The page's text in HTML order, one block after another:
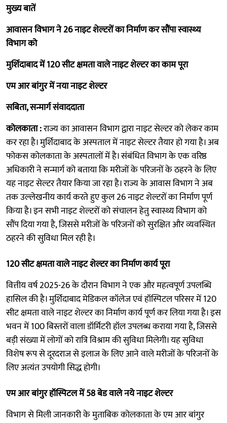
मुख्य बातें
आवासन विभाग ने 26 नाइट शेल्टरों का निर्माण कर सौंपा स्वास्थ्य
विभाग को
मुर्शिदाबाद में 120 सीट क्षमता वाले नाइट शेल्टर का काम पूरा
एम आर बांगुर में नया नाइट शेल्टर
सबिता, सन्मार्ग संवाददाता
कोलकाता :राज्य का आवासन विभाग द्वारा नाइट सेल्टर को लेकर काम
कर रहा है। मुर्शिदाबाद के अस्पताल में नाइट सेल्टर तैयार हो गया है। अब
फोकस कोलकाता के अस्पतालों में है। संबंधित विभाग के एक वरिष्ठ
अधिकारी ने सन्मार्ग को बताया कि मरीजों के परिजनों के ठहरने के लिए
यह नाइट सेल्टर तैयार किया जा रहा है। राज्य के आवास विभाग ने अब
तक उल्लेखनीय कार्य करते हुए कुल 26 नाइट शेल्टरों का निर्माण पूर्ण
किया है। इन सभी नाइट शेल्टरों को संचालन हेतु स्वास्थ्य विभाग को
सौंप दिया गया है, जिससे मरीजों के परिजनों को सुरक्षित और व्यवस्थित
ठहरने की सुविधा मिल रही है।
120 सीट क्षमता वाले नाइट शेल्टर का निर्माण कार्य पूरा
वित्तीय वर्ष 2025-26 के दौरान विभाग ने एक और महत्वपूर्ण उपलब्धि
हासिल की है। मुर्शिदाबाद मेडिकल कॉलेज एवं हॉस्पिटल परिसर में 120
सीट क्षमता वाले नाइट शेल्टर का निर्माण कार्य पूर्ण कर लिया गया है। इस
भवन में 100 बिस्तरों वाला डॉर्मिटरी हॉल उपलब्ध कराया गया है, जिससे
बड़ी संख्या में लोगों को रात्रि विश्राम की सुविधा मिलेगी। यह सुविधा
विशेष रूप से दूरदराज से इलाज के लिए आने वाले मरीजों के परिजनों के
लिए अत्यंत उपयोगी सिद्ध होगी।
एम आर बांगुर हॉस्पिटल में 58 बेड वाले नये नाइट शेल्टर
विभाग से मिली जानकारी के मुताबिक कोलकाता के एम आर बांगुर